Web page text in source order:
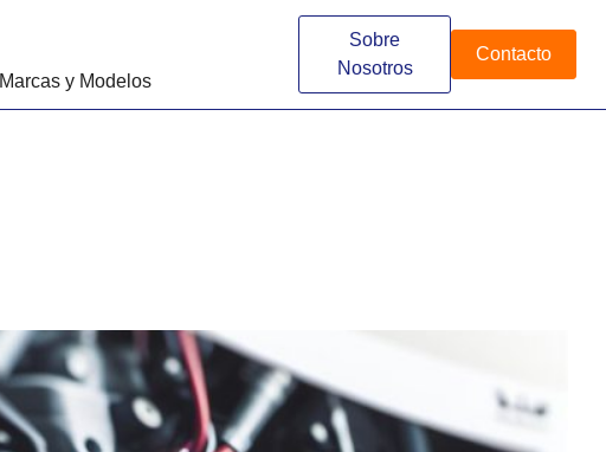
Marcas y Modelos
Sobre
Nosotros
Contacto